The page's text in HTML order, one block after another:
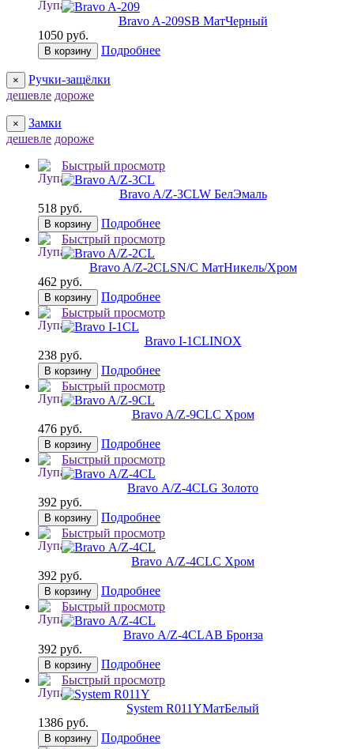
Bravo A-209SB МатЧерный
1050 руб.
В корзину Подробнее
×
Ручки-защёлки
дешевле дороже
×
Замки
дешевле дороже
Быстрый просмотр
Bravo A/Z-3CLW БелЭмаль
518 руб.
В корзину
Подробнее
Быстрый просмотр
Bravo A/Z-2CLSN/C МатНикель/Хром
462 руб.
В корзину
Подробнее
Быстрый просмотр
Bravo I-1CLINOX
238 руб.
В корзину
Подробнее
Быстрый просмотр
Bravo A/Z-9CLC Хром
476 руб.
В корзину
Подробнее
Быстрый просмотр
Bravo А/Z-4CLG Золото
392 руб.
В корзину
Подробнее
Быстрый просмотр
Bravo А/Z-4CLC Хром
392 руб.
В корзину
Подробнее
Быстрый просмотр
Bravo А/Z-4CLAB Бронза
392 руб.
В корзину
Подробнее
Быстрый просмотр
System R011YМатБелый
1386 руб.
В корзину
Подробнее